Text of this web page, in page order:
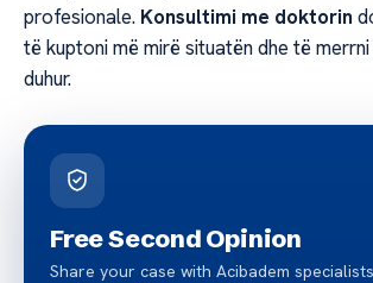
profesionale. Konsultimi me doktorin
të kuptoni më mirë situatën dhe të
duhur.
Free Second Opinion
Share your case with Acibadem